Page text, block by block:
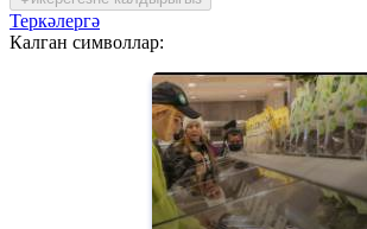
Теркәлергә
Калган символлар: